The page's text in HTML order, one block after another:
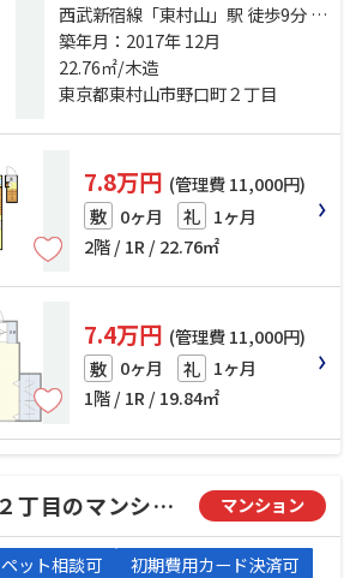
西武新宿線「東村山」駅 徒歩9分 西
武西武園線「西武園」駅 徒歩18分
西武多摩湖線「武蔵大和」駅 徒歩
19分
築年月：2017年 12月
22.76㎡/木造
東京都東村山市野口町２丁目
7.8万円 (管理費 11,000円)
敷 0ヶ月 礼 1ヶ月
2階 / 1R / 22.76㎡
7.4万円 (管理費 11,000円)
敷 0ヶ月 礼 1ヶ月
1階 / 1R / 19.84㎡
小金井市本町２丁目のマンション マンション
ペット相談可 初期費用カード決済可